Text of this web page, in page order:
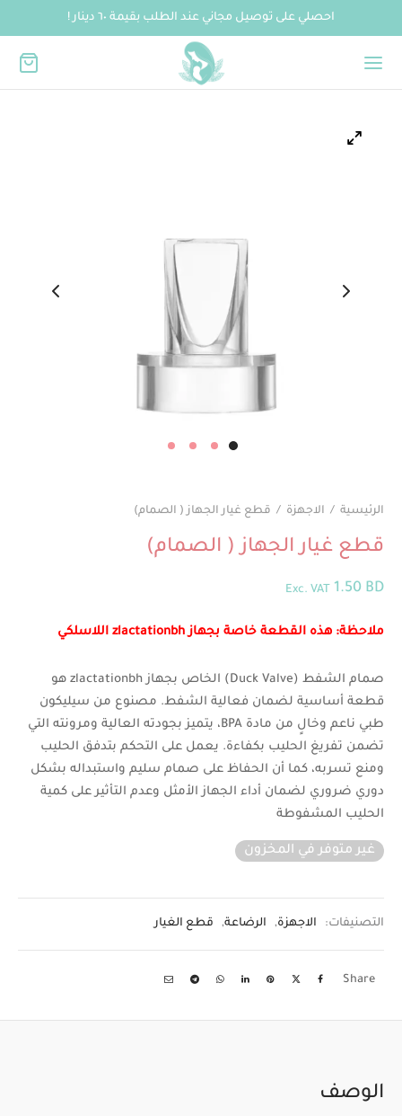
احصلي على توصيل مجاني عند الطلب بقيمة ٦٠ دينار !
الرئيسية / الاجهزة / قطع غيار الجهاز ( الصمام)
قطع غيار الجهاز ( الصمام)
1.50 BD
Exc. VAT
ملاحظة: هذه القطعة خاصة بجهاز zlactationbh اللاسلكي
صمام الشفط (Duck Valve) الخاص بجهاز zlactationbh هو
قطعة أساسية لضمان فعالية الشفط. مصنوع من سيليكون
طبي ناعم وخالٍ من مادة BPA، يتميز بجودته العالية ومرونته التي
تضمن تفريغ الحليب بكفاءة. يعمل على التحكم بتدفق الحليب
ومنع تسربه، كما أن الحفاظ على صمام سليم واستبداله بشكل
دوري ضروري لضمان أداء الجهاز الأمثل وعدم التأثير على كمية
الحليب المشفوطة
غير متوفر في المخزون
التصنيفات: الاجهزة, الرضاعة, قطع الغيار
Share
الوصف